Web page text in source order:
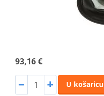
93,16 €
U košaricu